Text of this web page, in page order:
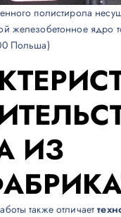
полистирола
железобетонное
Польша)
ИЗ
также отличает